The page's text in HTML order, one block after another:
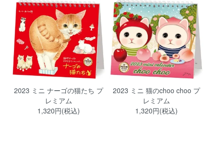
2023 ミニ ナーゴの猫たち プ
レミアム
1,320円(税込)
2023 ミニ 猫のchoo choo プ
レミアム
1,320円(税込)